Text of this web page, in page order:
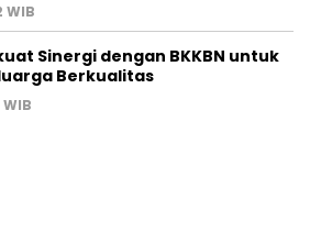
WIB
Sinergi dengan BKKBN untuk
Berkualitas